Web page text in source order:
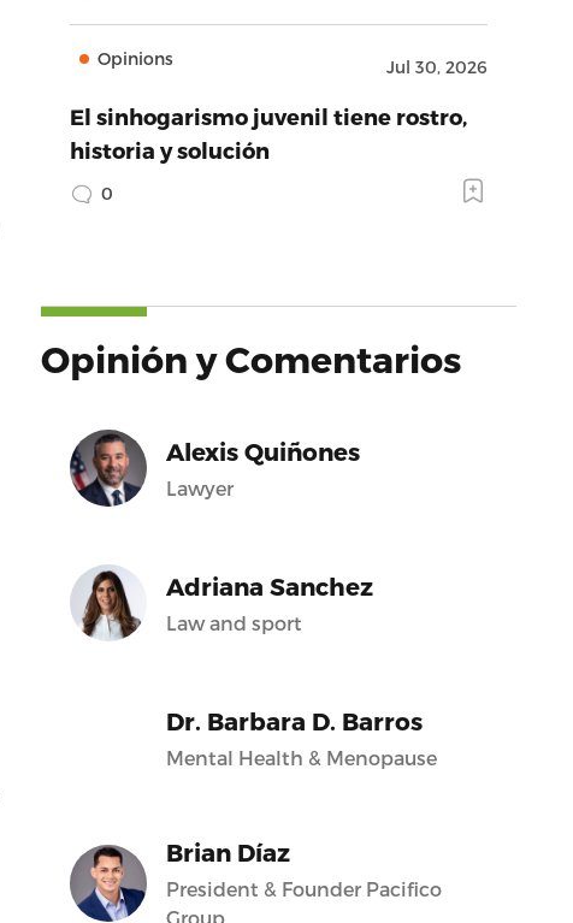
Opinions Jul 30, 2026
El sinhogarismo juvenil tiene rostro,
historia y solución
0
Opinión y Comentarios
Alexis Quiñones
Lawyer
Adriana Sanchez
Law and sport
Dr. Barbara D. Barros
Mental Health & Menopause
Brian Díaz
President & Founder Pacifico
Group